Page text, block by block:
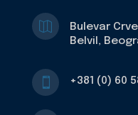

Bulevar
Belvil,
 +381 (0) 60